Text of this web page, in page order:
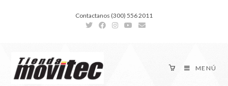
Contactanos (300) 556 2011
MENÚ